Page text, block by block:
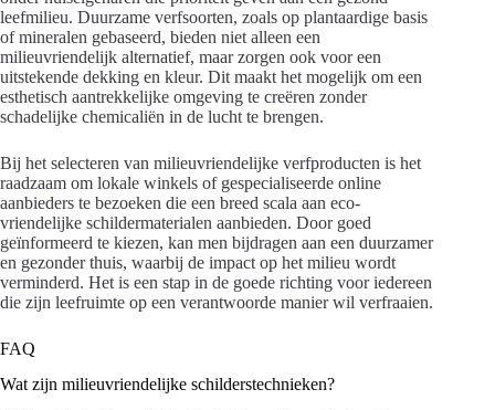
leefmilieu. Duurzame verfsoorten, zoals op plantaardige basis
of mineralen gebaseerd, bieden niet alleen een
milieuvriendelijk alternatief, maar zorgen ook voor een
uitstekende dekking en kleur. Dit maakt het mogelijk om een
esthetisch aantrekkelijke omgeving te creëren zonder
schadelijke chemicaliën in de lucht te brengen.
Bij het selecteren van milieuvriendelijke verfproducten is het
raadzaam om lokale winkels of gespecialiseerde online
aanbieders te bezoeken die een breed scala aan eco-
vriendelijke schildermaterialen aanbieden. Door goed
geïnformeerd te kiezen, kan men bijdragen aan een duurzamer
en gezonder thuis, waarbij de impact op het milieu wordt
verminderd. Het is een stap in de goede richting voor iedereen
die zijn leefruimte op een verantwoorde manier wil verfraaien.
FAQ
Wat zijn milieuvriendelijke schilderstechnieken?